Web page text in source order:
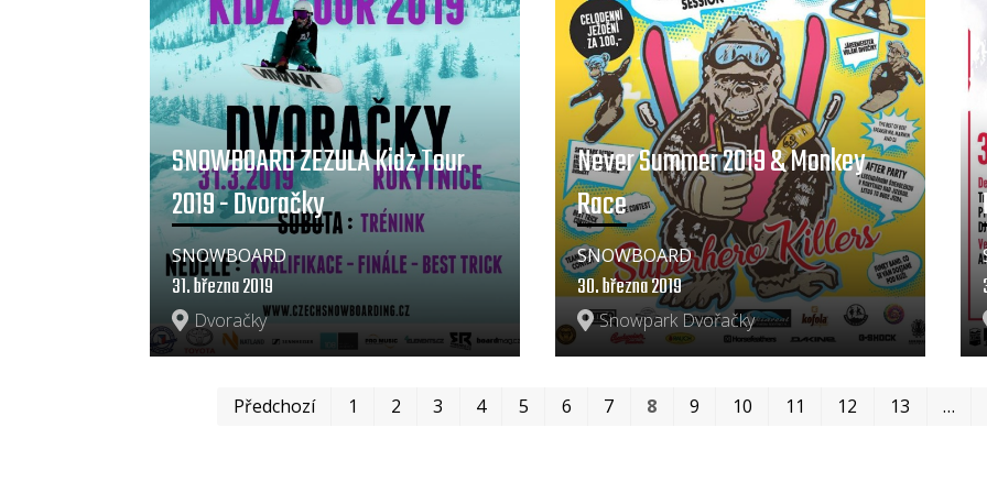
SNOWBOARD ZEZULA Kidz Tour
2019 - Dvoračky
Dvoračky
31. března 2019
SNOWBOARD
Never Summer 2019 & Monkey
Race
Snowpark Dvořačky
30. března 2019
SNOWBOARD
Předchozí 1 2 3 4 5 6 7 8 9 10 11 12 13 …